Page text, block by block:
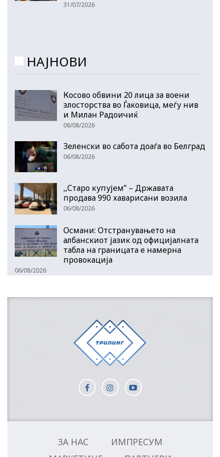
31/07/2026
НАЈНОВИ
Косово обвини 20 лица за воени
злосторства во Ѓаковица, меѓу нив
и Милан Радоичиќ
06/08/2026
Зеленски во сабота доаѓа во Белград
06/08/2026
,,Старо купујем” – Државата
продава 990 хаварисани возила
06/08/2026
Османи: Отстранувањето на
албанскиот јазик од официјалната
табла на границата е намерна
провокација
06/08/2026
ЗА НАС
ИМПРЕСУМ